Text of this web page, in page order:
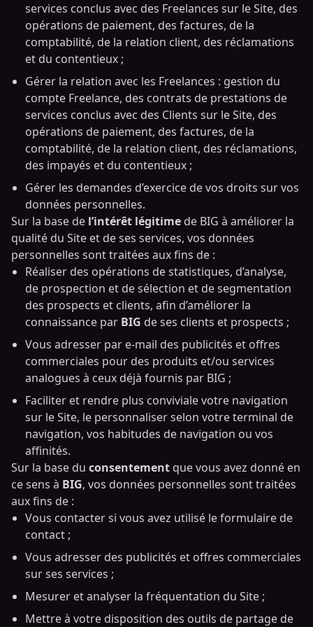
services conclus avec des Freelances sur le Site, des
opérations de paiement, des factures, de la
comptabilité, de la relation client, des réclamations
et du contentieux ;
Gérer la relation avec les Freelances : gestion du
compte Freelance, des contrats de prestations de
services conclus avec des Clients sur le Site, des
opérations de paiement, des factures, de la
comptabilité, de la relation client, des réclamations,
des impayés et du contentieux ;
Gérer les demandes d’exercice de vos droits sur vos
données personnelles.
Sur la base de l’intérêt légitime de BIG à améliorer la
qualité du Site et de ses services, vos données
personnelles sont traitées aux fins de :
Réaliser des opérations de statistiques, d’analyse,
de prospection et de sélection et de segmentation
des prospects et clients, afin d’améliorer la
connaissance par BIG de ses clients et prospects ;
Vous adresser par e-mail des publicités et offres
commerciales pour des produits et/ou services
analogues à ceux déjà fournis par BIG ;
Faciliter et rendre plus conviviale votre navigation
sur le Site, le personnaliser selon votre terminal de
navigation, vos habitudes de navigation ou vos
affinités.
Sur la base du consentement que vous avez donné en
ce sens à BIG, vos données personnelles sont traitées
aux fins de :
Vous contacter si vous avez utilisé le formulaire de
contact ;
Vous adresser des publicités et offres commerciales
sur ses services ;
Mesurer et analyser la fréquentation du Site ;
Mettre à votre disposition des outils de partage de